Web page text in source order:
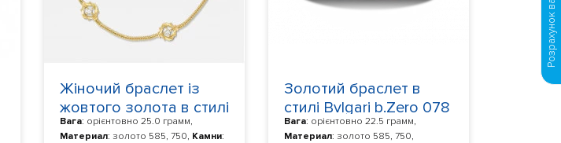
Жіночий браслет із
жовтого золота в стилі
My Dior Y 304
Вага: орієнтовно 25.0 грамм,
Материал: золото 585, 750, Камни:
Золотий браслет в
стилі Bvlgari b.Zero 078
Вага: орієнтовно 22.5 грамм,
Материал: золото 585, 750,